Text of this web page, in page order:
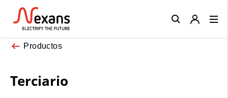
Productos
Terciario
Close